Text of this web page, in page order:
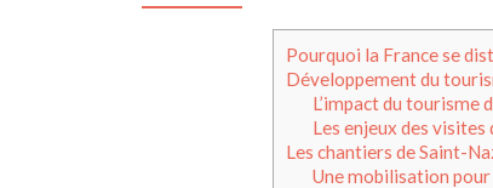
Pourquoi la France se
Développement du
L’impact du tourisme
Les enjeux des
Les chantiers de Saint-
Une mobilisation